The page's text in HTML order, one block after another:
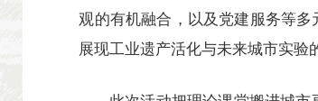
观的有机融合，以及党建服务等
展现工业遗产活化与未来城市实验